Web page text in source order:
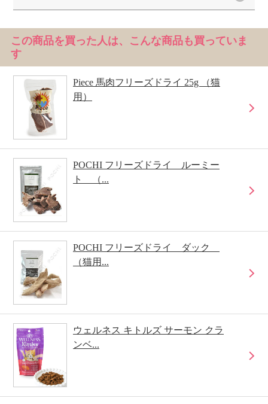
この商品を買った人は、こんな商品も買っていま
す
Piece 馬肉フリーズドライ 25g （猫
用）
POCHI フリーズドライ ルーミー
ト （...
POCHI フリーズドライ ダック
（猫用...
ウェルネス キトルズ サーモン クラ
ンベ...